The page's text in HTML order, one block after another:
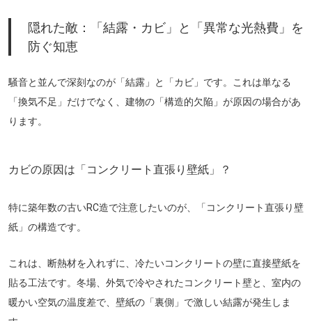
隠れた敵：「結露・カビ」と「異常な光熱費」を
防ぐ知恵
騒音と並んで深刻なのが「結露」と「カビ」です。これは単なる
「換気不足」だけでなく、建物の「構造的欠陥」が原因の場合があ
ります。
カビの原因は「コンクリート直張り壁紙」？
特に築年数の古いRC造で注意したいのが、
「コンクリート直張り壁
紙」 の構造です。
これは、断熱材を入れずに、冷たいコンクリートの壁に直接壁紙を
貼る工法です。冬場、外気で冷やされたコンクリート壁と、室内の
暖かい空気の温度差で、 壁紙の「裏側」で激しい結露が発生 しま